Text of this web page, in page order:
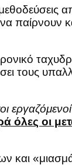
παίρνουν
τους
οι
και